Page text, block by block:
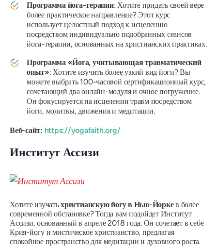
Программа йога-терапии: Хотите придать своей вере
более практическое направление? Этот курс
использует целостный подход к исцелению
посредством индивидуально подобранных сеансов
йога-терапии, основанных на христианских практиках.
Программа «Йога, учитывающая травматический
опыт»: Хотите изучить более узкий вид йоги? Вы
можете выбрать 100-часовой сертификационный курс,
сочетающий два онлайн-модуля и очное погружение.
Он фокусируется на исцелении травм посредством
йоги, молитвы, движения и медитации.
Веб-сайт: https://yogafaith.org/
Институт Ассизи
Хотите изучатьхристианскую йогу в Нью-Йоркев более
современной обстановке? Тогда вам подойдет Институт
Ассизи, основанный в апреле 2018 года. Он сочетает в себе
Крия-йогу и мистическое христианство, предлагая
спокойное пространство для медитации и духовного роста.